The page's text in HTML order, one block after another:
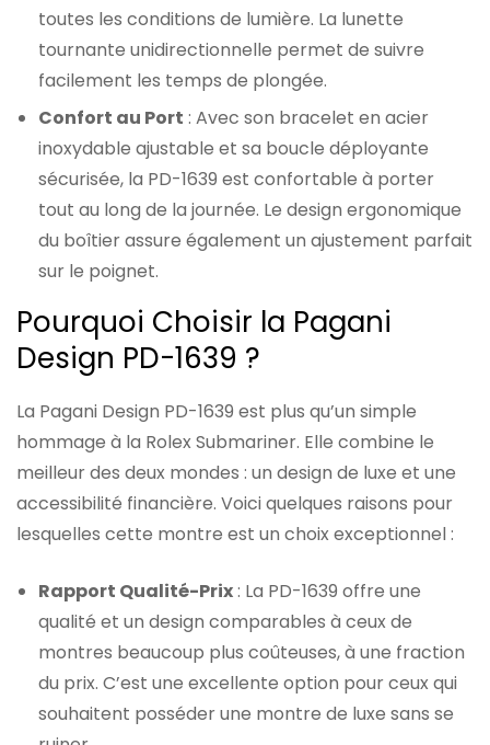
toutes les conditions de lumière. La lunette
tournante unidirectionnelle permet de suivre
facilement les temps de plongée.
Confort au Port : Avec son bracelet en acier
inoxydable ajustable et sa boucle déployante
sécurisée, la PD-1639 est confortable à porter
tout au long de la journée. Le design ergonomique
du boîtier assure également un ajustement parfait
sur le poignet.
Pourquoi Choisir la Pagani
Design PD-1639 ?
La Pagani Design PD-1639 est plus qu’un simple
hommage à la Rolex Submariner. Elle combine le
meilleur des deux mondes : un design de luxe et une
accessibilité financière. Voici quelques raisons pour
lesquelles cette montre est un choix exceptionnel :
Rapport Qualité-Prix: La PD-1639 offre une
qualité et un design comparables à ceux de
montres beaucoup plus coûteuses, à une fraction
du prix. C’est une excellente option pour ceux qui
souhaitent posséder une montre de luxe sans se